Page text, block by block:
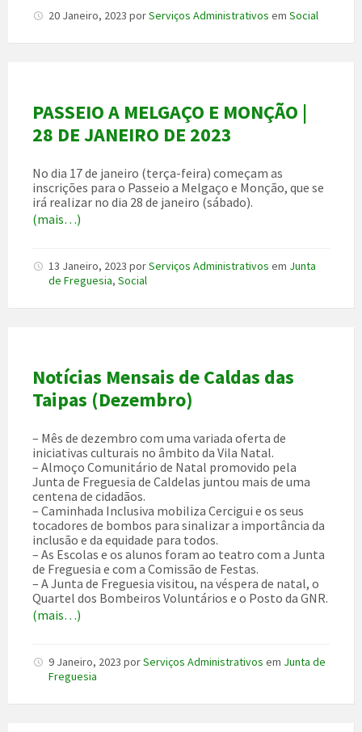
20 Janeiro, 2023 porServiços Administrativos em Social
PASSEIO A MELGAÇO E MONÇÃO |
28 DE JANEIRO DE 2023
No dia 17 de janeiro (terça-feira) começam as
inscrições para o Passeio a Melgaço e Monção, que se
irá realizar no dia 28 de janeiro (sábado).
(mais…)
13 Janeiro, 2023 porServiços Administrativos em Junta
de Freguesia, Social
Notícias Mensais de Caldas das
Taipas (Dezembro)
– Mês de dezembro com uma variada oferta de
iniciativas culturais no âmbito da Vila Natal.
– Almoço Comunitário de Natal promovido pela
Junta de Freguesia de Caldelas juntou mais de uma
centena de cidadãos.
– Caminhada Inclusiva mobiliza Cercigui e os seus
tocadores de bombos para sinalizar a importância da
inclusão e da equidade para todos.
– As Escolas e os alunos foram ao teatro com a Junta
de Freguesia e com a Comissão de Festas.
– A Junta de Freguesia visitou, na véspera de natal, o
Quartel dos Bombeiros Voluntários e o Posto da GNR.
(mais…)
9 Janeiro, 2023 porServiços Administrativos em Junta de
Freguesia